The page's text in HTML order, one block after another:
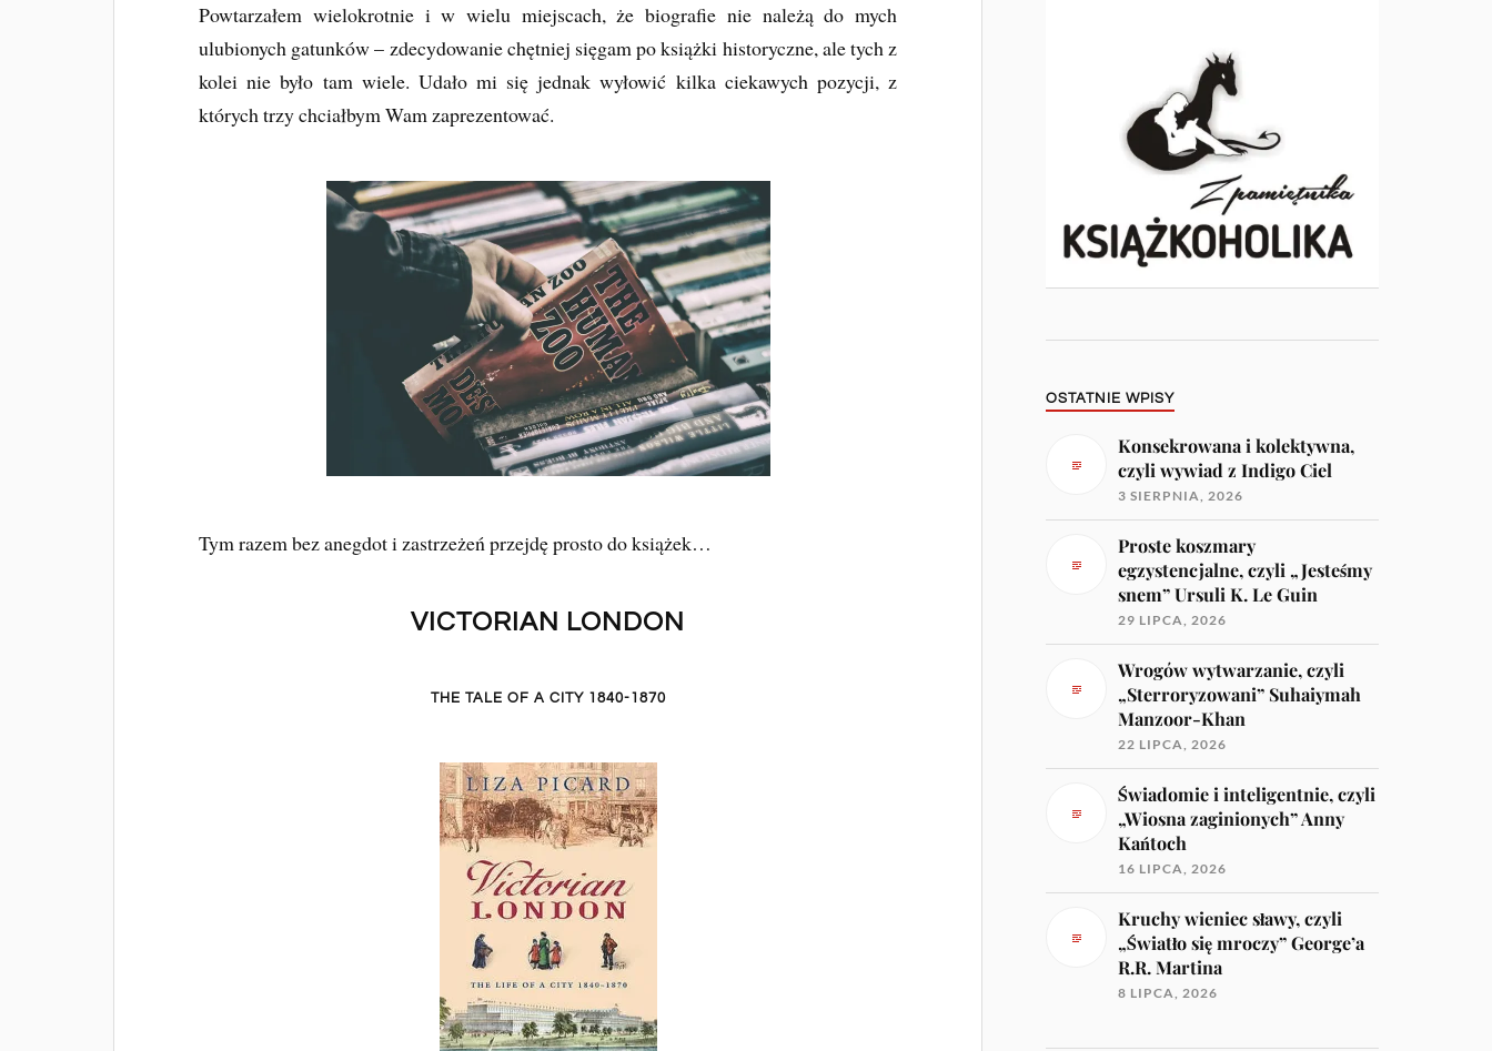
Powtarzałem wielokrotnie i w wielu miejscach, że biografie nie należą do mych
ulubionych gatunków – zdecydowanie chętniej sięgam po książki historyczne, ale tych z
kolei nie było tam wiele. Udało mi się jednak wyłowić kilka ciekawych pozycji, z
których trzy chciałbym Wam zaprezentować.
Tym razem bez anegdot i zastrzeżeń przejdę prosto do książek…
VICTORIAN LONDON
THE TALE OF A CITY 1840-1870
OSTATNIE WPISY
Konsekrowana i kolektywna,
czyli wywiad z Indigo Ciel
3 SIERPNIA, 2026
Proste koszmary
egzystencjalne, czyli „Jesteśmy
snem” Ursuli K. Le Guin
29 LIPCA, 2026
Wrogów wytwarzanie, czyli
„Sterroryzowani” Suhaiymah
Manzoor-Khan
22 LIPCA, 2026
Świadomie i inteligentnie, czyli
„Wiosna zaginionych” Anny
Kańtoch
16 LIPCA, 2026
Kruchy wieniec sławy, czyli
„Światło się mroczy” George’a
R.R. Martina
8 LIPCA, 2026